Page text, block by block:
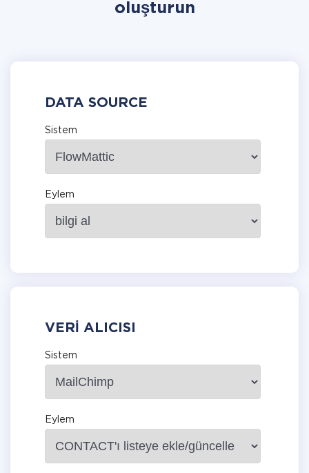
oluşturun
DATA SOURCE
Sistem
Eylem
VERI ALICISI
Sistem
Eylem